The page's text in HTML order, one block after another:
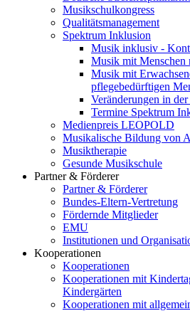
Musikschulkongress
Qualitätsmanagement
Spektrum Inklusion
Musik inklusiv -
Musik mit Menschen
Musik mit
pflegebedürftigen
Veränderungen in
Termine Spektrum
Medienpreis LEOPOLD
Musikalische Bildung von
Musiktherapie
Gesunde Musikschule
Partner & Förderer
Partner & Förderer
Bundes-Eltern-Vertretung
Fördernde Mitglieder
EMU
Institutionen und
Kooperationen
Kooperationen
Kooperationen mit
Kindergärten
Kooperationen mit